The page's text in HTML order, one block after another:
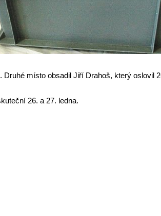
místo obsadil Jiří Drahoš, který oslovil
26. a 27. ledna.